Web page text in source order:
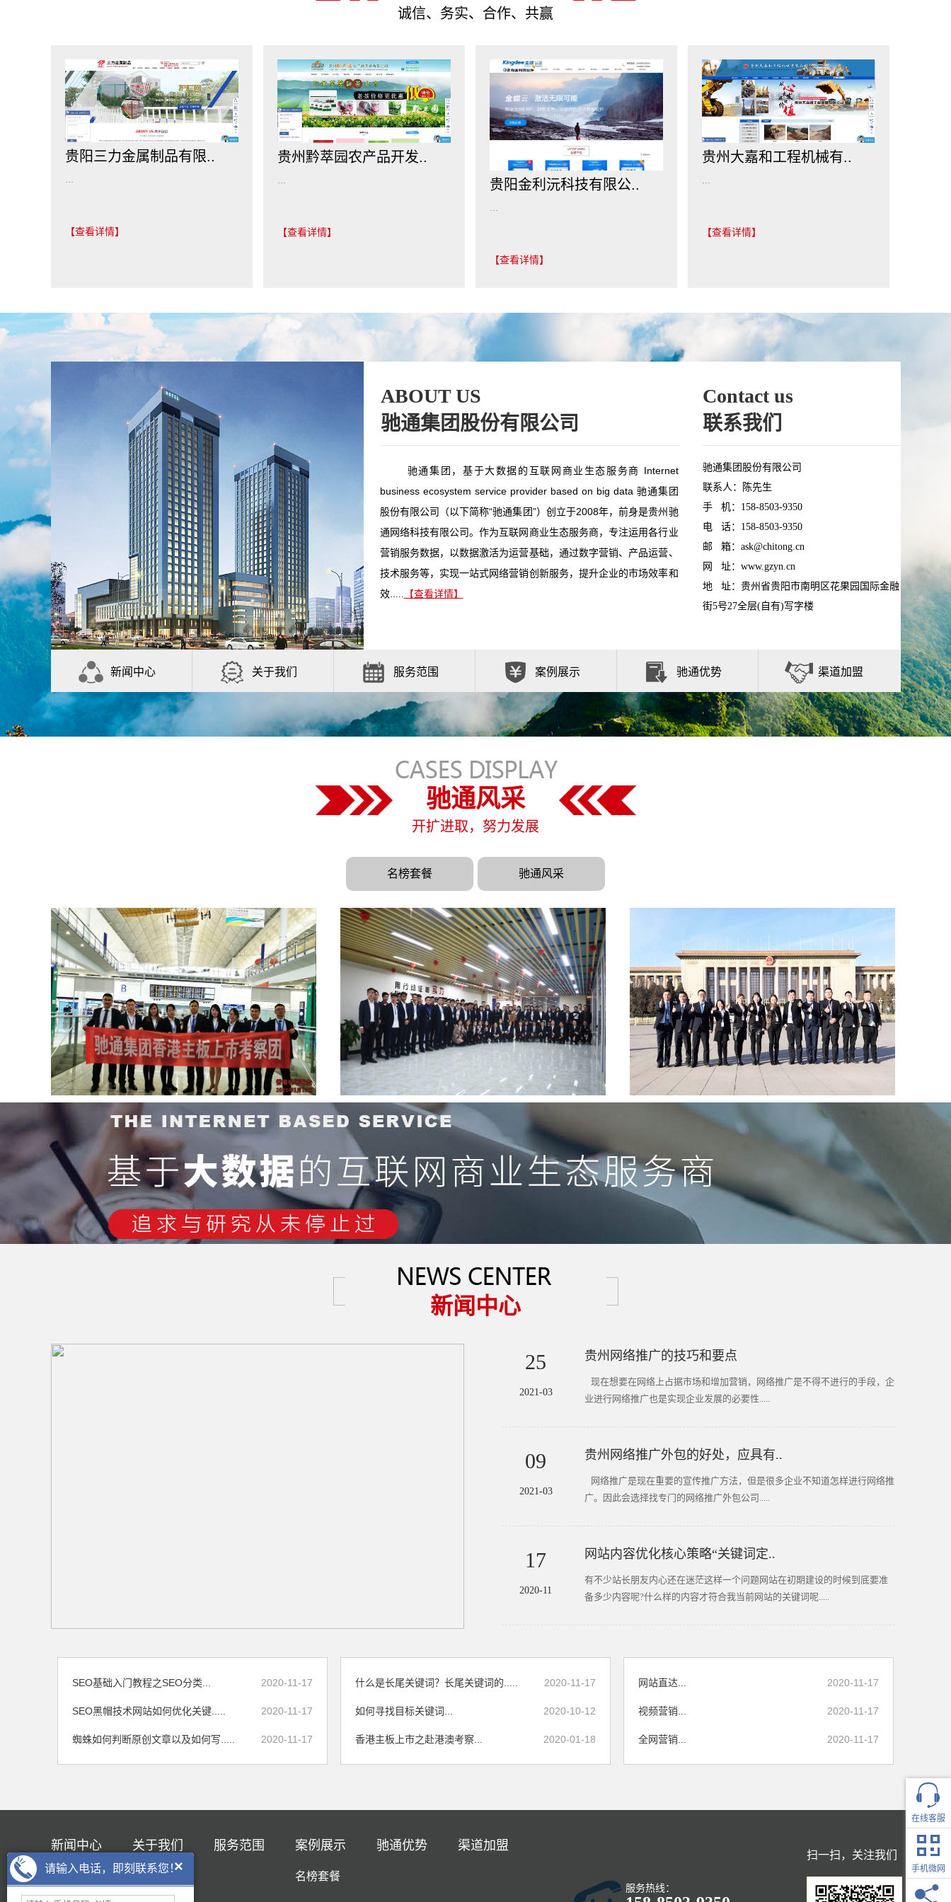
诚信、务实、合作、共赢
贵阳三力金属制品有限..
...
【查看详情】
贵州黔萃园农产品开发..
【查看详情】
贵阳金利沅科技有限公..
...
【查看详情】
贵州大嘉和工程机械有..
【查看详情】
ABOUT US
驰通集团股份有限公司
驰通集团，基于大数据的互联网商业生态服务商 Internet
business ecosystem service provider based on big data 驰通集团
股份有限公司（以下简称“驰通集团”）创立于2008年，前身是贵州驰
通网络科技有限公司。作为互联网商业生态服务商，专注运用各行业
营销服务数据，以数据激活为运营基础，通过数字营销、产品运营、
技术服务等，实现一站式网络营销创新服务，提升企业的市场效率和
效.. ... 【查看详情】
Contact us
联系我们
驰通集团股份有限公司
联系人：陈先生
手 机：158-8503-9350
电 话：158-8503-9350
邮 箱：ask@chitong.cn
网 址：www.gzyn.cn
地 址：贵州省贵阳市南明区花果园国际金融
街5号27全层(自有)写字楼
新闻中心 关于我们 服务范围 案例展示 驰通优势 渠道加盟
驰通风采
开扩进取，努力发展
名榜套餐 驰通风采
新闻中心
25
2021-03
贵州网络推广的技巧和要点
现在想要在网络上占据市场和增加营销，网络推广是不得不进行的手段，企
业进行网络推广也是实现企业发展的必要性.....
09
2021-03
贵州网络推广外包的好处，应具有..
网络推广是现在重要的宣传推广方法，但是很多企业不知道怎样进行网络推
广。因此会选择找专门的网络推广外包公司.....
17
2020-11
网站内容优化核心策略“关键词定..
有不少站长朋友内心还在迷茫这样一个问题网站在初期建设的时候到底要准
备多少内容呢?什么样的内容才符合我当前网站的关键词呢.....
SEO基础入门教程之SEO分类... 2020-11-17
SEO黑帽技术网站如何优化关键..... 2020-11-17
蜘蛛如何判断原创文章以及如何写..... 2020-11-17
什么是长尾关键词？长尾关键词的..... 2020-11-17
如何寻找目标关键词... 2020-10-12
香港主板上市之赴港澳考察... 2020-01-18
网站直达... 2020-11-17
视频营销... 2020-11-17
全网营销... 2020-11-17
新闻中心
SEO优化
企业资讯
关于我们
驰通简介
企业文化
服务范围 案例展示
名榜套餐
驰通优势 渠道加盟
服务热线：
扫一扫，关注我们
在线客服
驰通集团
手机微网
请输入电话，即刻联系您！
×